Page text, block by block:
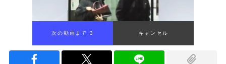
次の動画まで 2 キャンセル